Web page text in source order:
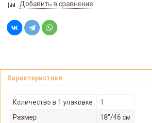
Добавить в сравнение
Характеристики
Количество в 1 упаковке
1
Размер
18"/46 см